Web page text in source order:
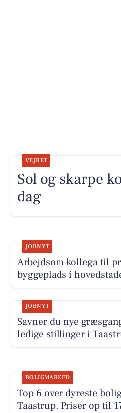
VEJRET
Sol og skarpe
dag
JOBNYT
Arbejdsom kollega til
byggeplads i
JOBNYT
Savner du nye
ledige stillinger i
BOLIGMARKED
Top 6 over dyreste
Taastrup. Priser op til